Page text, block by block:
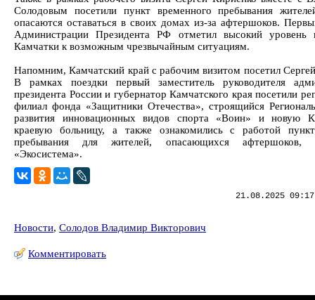
Солодовым посетили пункт временного пребывания
опасаются оставаться в своих домах из-за афтершоков.
Администрации Президента РФ отметил высокий уровень
Камчатки к возможным чрезвычайным ситуациям.
Напомним, Камчатский край с рабочим визитом посетил
В рамках поездки первый заместитель руководителя
президента России и губернатор Камчатского края посетили
филиал фонда «Защитники Отечества», строящийся
развития инновационных видов спорта «Воин» и новую
краевую больницу, а также ознакомились с работой
пребывания для жителей, опасающихся афтершоков,
«Экосистема».
21.08.2025
Новости, Солодов Владимир Викторович
Комментировать